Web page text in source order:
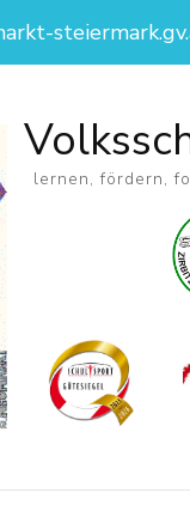
lernen, fördern,